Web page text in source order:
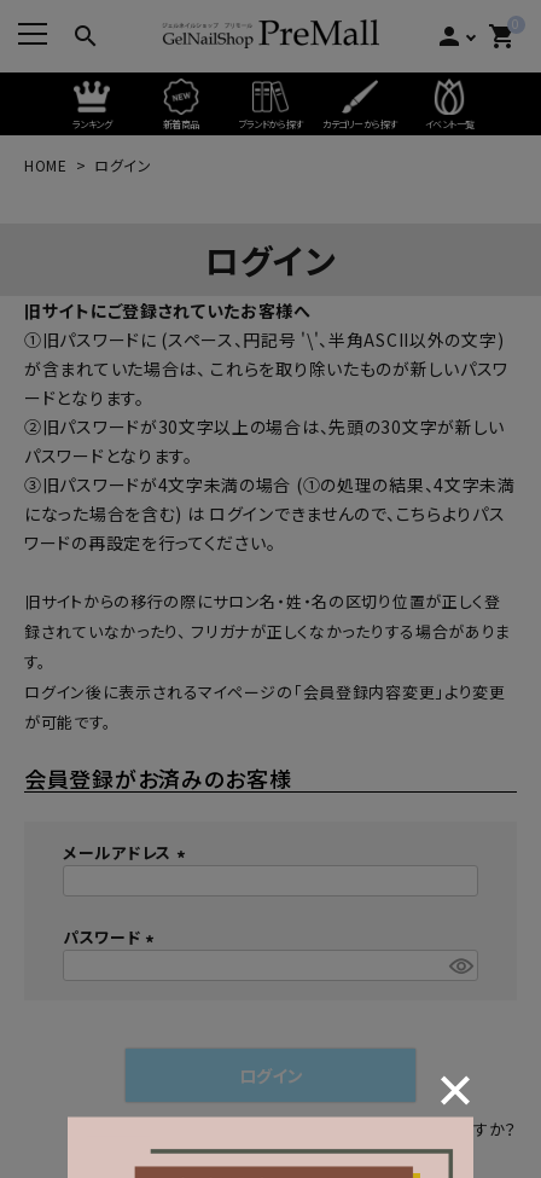
search person 0
shopping_cart
ランキング 新着商品 ブランドから探す カテゴリーから探す イベント一覧
HOME ログイン
ログイン
旧サイトにご登録されていたお客様へ
①旧パスワードに (スペース、円記号 '\'、半角ASCII以外の文字)
が含まれていた場合は、 これらを取り除いたものが新しいパスワ
ードとなります。
②旧パスワードが30文字以上の場合は、先頭の30文字が新しい
パスワードとなります。
③旧パスワードが4文字未満の場合 (①の処理の結果、4文字未満
になった場合を含む) は ログインできませんので、 こちらよりパス
ワードの再設定を行ってください。
旧サイトからの移行の際にサロン名・姓・名の区切り位置が正しく登
録されていなかったり、 フリガナが正しくなかったりする場合がありま
す。
ログイン後に表示されるマイページの「会員登録内容変更」より変更
が可能です。
会員登録がお済みのお客様
メールアドレス
)
パスワード
ログイン
パスワードをお忘れですか？